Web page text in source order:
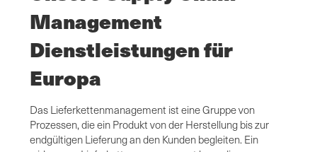
Management
Dienstleistungen für
Europa
Das Lieferkettenmanagement ist eine Gruppe von
Prozessen, die ein Produkt von der Herstellung bis zur
endgültigen Lieferung an den Kunden begleiten. Ein